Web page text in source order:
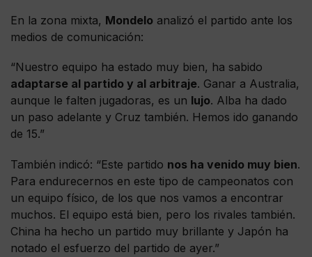
En la zona mixta, Mondelo analizó el partido ante los
medios de comunicación:
“Nuestro equipo ha estado muy bien, ha sabido
adaptarse al partido y al arbitraje. Ganar a Australia,
aunque le falten jugadoras, es un lujo. Alba ha dado
un paso adelante y Cruz también. Hemos ido ganando
de 15.”
También indicó: “Este partido nos ha venido muy bien.
Para endurecernos en este tipo de campeonatos con
un equipo físico, de los que nos vamos a encontrar
muchos. El equipo está bien, pero los rivales también.
China ha hecho un partido muy brillante y Japón ha
notado el esfuerzo del partido de ayer.”